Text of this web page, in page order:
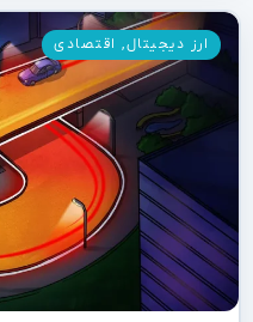
ارز دیجیتال, اقتصادی